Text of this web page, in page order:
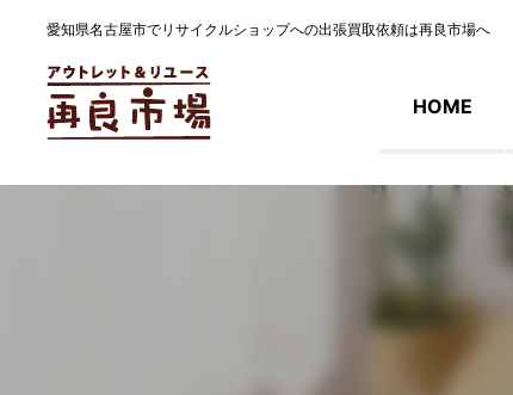
愛知県名古屋市でリサイクルショップへの出張買取依頼は再良市場へ
HOME